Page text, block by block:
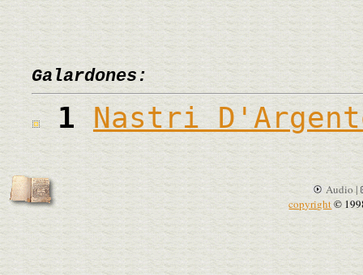
Galardones:
1Nastri
Audio |
copyright©